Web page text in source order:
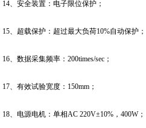
14、安全装置：电子限位保护；
15、超载保护：超过最大负荷10%自动保护；
16、数据采集频率：200times/sec；
17、有效试验宽度：150mm；
18、电源电机：单相AC 220V±10%，400W；